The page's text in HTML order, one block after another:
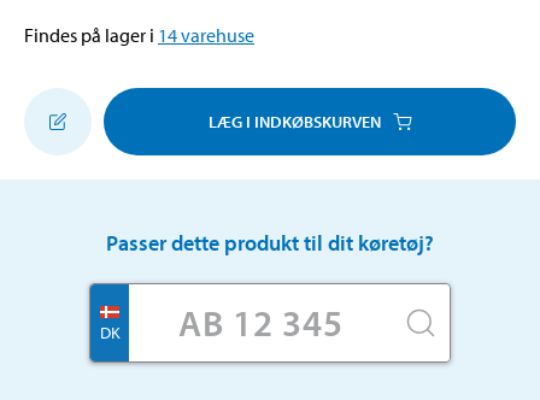
Findes på lager i 14varehuse
LÆG I INDKØBSKURVEN
Passer dette produkt til dit køretøj?
DK